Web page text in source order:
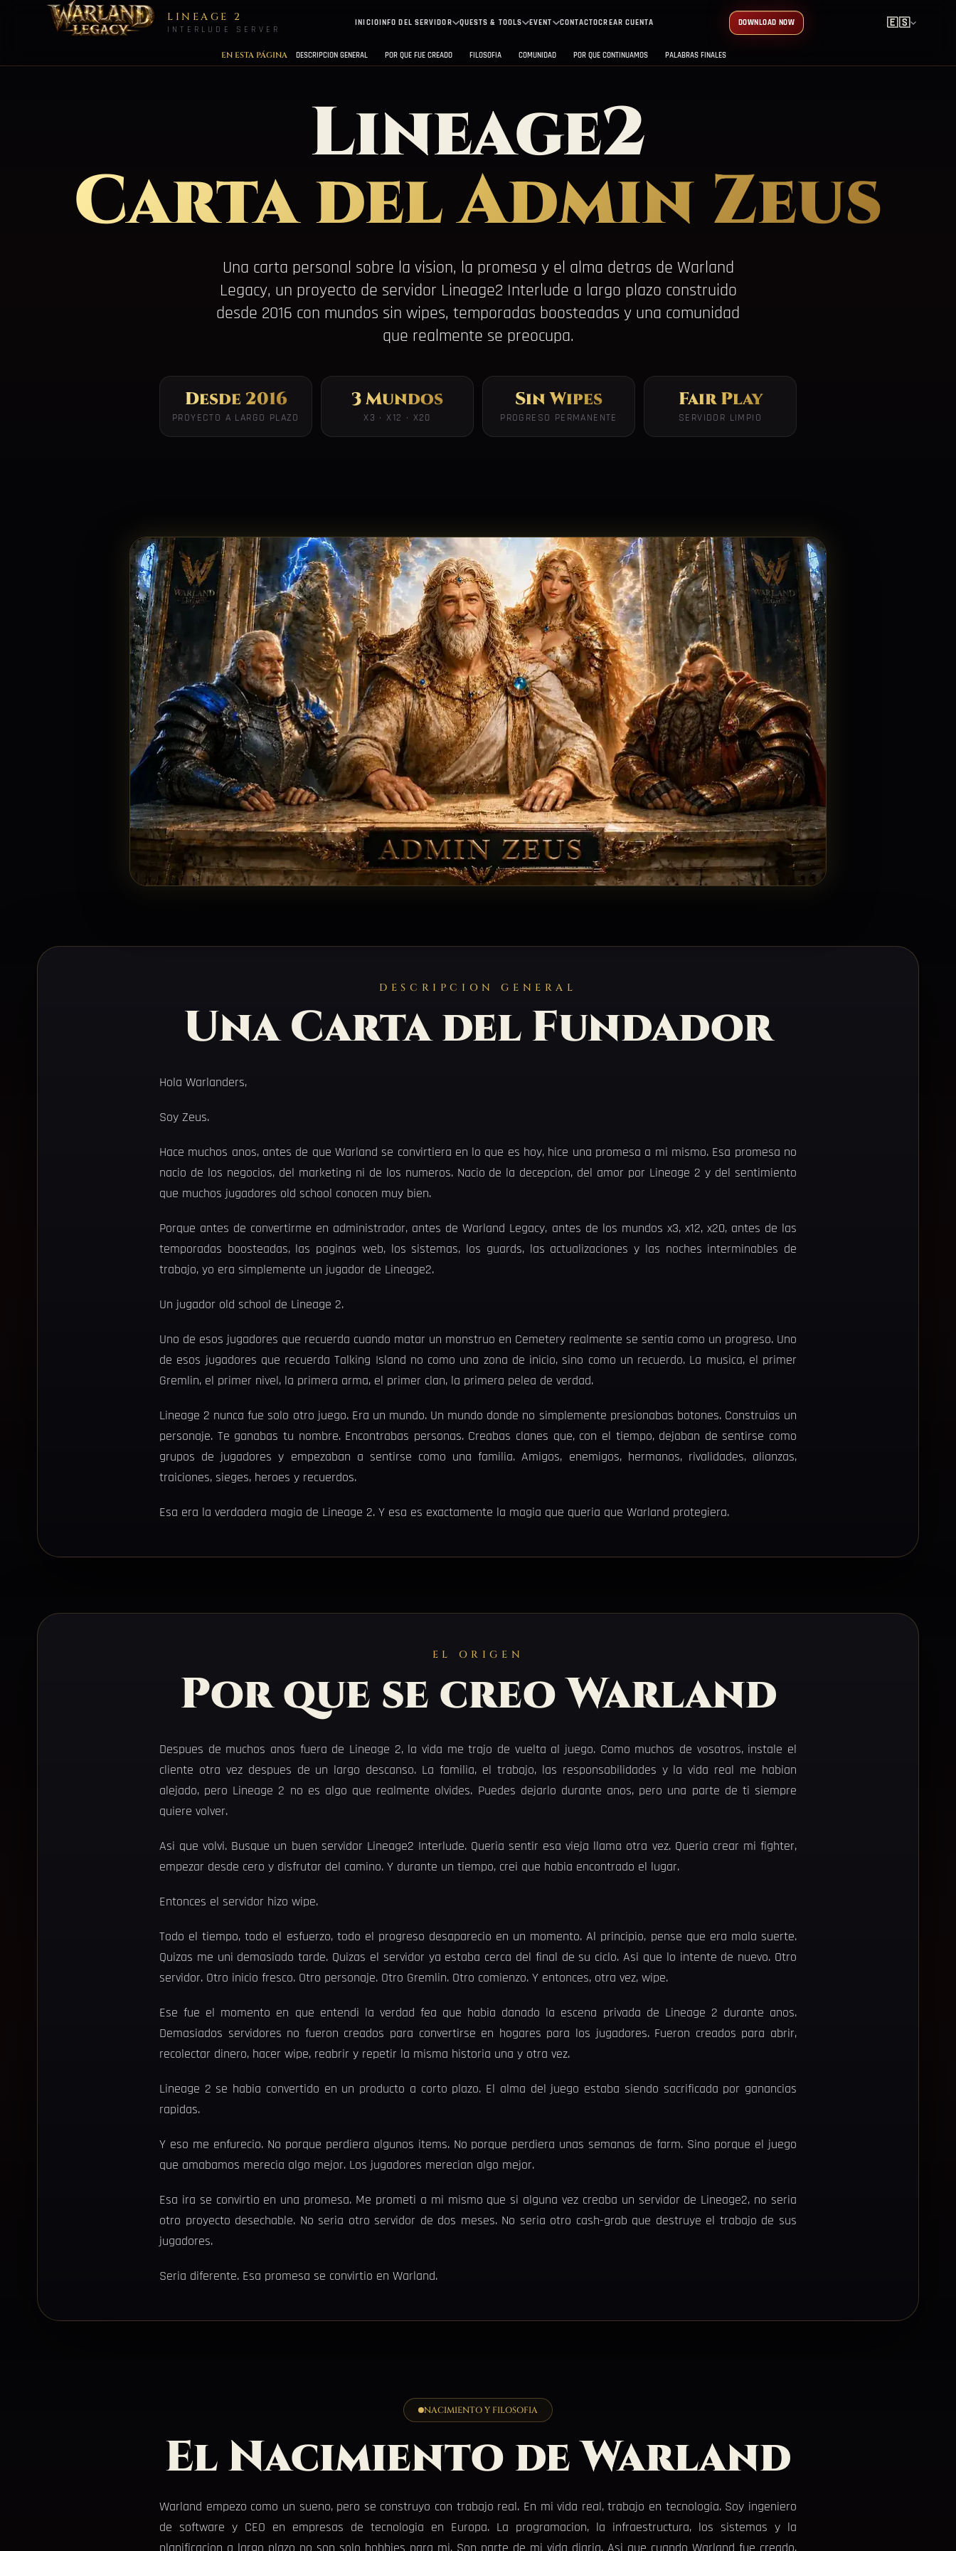
LINEAGE 2
INTERLUDE SERVER
INICIOINFO DEL SERVIDOR QUESTS & TOOLS EVENT CONTACTOCREAR CUENTA DOWNLOAD NOW 🇪🇸
EN ESTA PÁGINA DESCRIPCION GENERAL POR QUE FUE CREADO FILOSOFIA COMUNIDAD POR QUE CONTINUAMOS PALABRAS FINALES
Lineage2
Carta del Admin Zeus
Una carta personal sobre la vision, la promesa y el alma detras de Warland
Legacy, un proyecto de servidor Lineage2 Interlude a largo plazo construido
desde 2016 con mundos sin wipes, temporadas boosteadas y una comunidad
que realmente se preocupa.
Desde 2016
PROYECTO A LARGO PLAZO
3 Mundos
X3 · X12 · X20
Sin Wipes
PROGRESO PERMANENTE
Fair Play
SERVIDOR LIMPIO
DESCRIPCION GENERAL
Una Carta del Fundador
Hola Warlanders,
Soy Zeus.
Hace muchos anos, antes de que Warland se convirtiera en lo que es hoy, hice una promesa a mi mismo. Esa promesa no
nacio de los negocios, del marketing ni de los numeros. Nacio de la decepcion, del amor por Lineage 2 y del sentimiento
que muchos jugadores old school conocen muy bien.
Porque antes de convertirme en administrador, antes de Warland Legacy, antes de los mundos x3, x12, x20, antes de las
temporadas boosteadas, las paginas web, los sistemas, los guards, las actualizaciones y las noches interminables de
trabajo, yo era simplemente un jugador de Lineage2.
Un jugador old school de Lineage 2.
Uno de esos jugadores que recuerda cuando matar un monstruo en Cemetery realmente se sentia como un progreso. Uno
de esos jugadores que recuerda Talking Island no como una zona de inicio, sino como un recuerdo. La musica, el primer
Gremlin, el primer nivel, la primera arma, el primer clan, la primera pelea de verdad.
Lineage 2 nunca fue solo otro juego. Era un mundo. Un mundo donde no simplemente presionabas botones. Construias un
personaje. Te ganabas tu nombre. Encontrabas personas. Creabas clanes que, con el tiempo, dejaban de sentirse como
grupos de jugadores y empezaban a sentirse como una familia. Amigos, enemigos, hermanos, rivalidades, alianzas,
traiciones, sieges, heroes y recuerdos.
Esa era la verdadera magia de Lineage 2. Y esa es exactamente la magia que queria que Warland protegiera.
EL ORIGEN
Por que se creo Warland
Despues de muchos anos fuera de Lineage 2, la vida me trajo de vuelta al juego. Como muchos de vosotros, instale el
cliente otra vez despues de un largo descanso. La familia, el trabajo, las responsabilidades y la vida real me habian
alejado, pero Lineage 2 no es algo que realmente olvides. Puedes dejarlo durante anos, pero una parte de ti siempre
quiere volver.
Asi que volvi. Busque un buen servidor Lineage2 Interlude. Queria sentir esa vieja llama otra vez. Queria crear mi fighter,
empezar desde cero y disfrutar del camino. Y durante un tiempo, crei que habia encontrado el lugar.
Entonces el servidor hizo wipe.
Todo el tiempo, todo el esfuerzo, todo el progreso desaparecio en un momento. Al principio, pense que era mala suerte.
Quizas me uni demasiado tarde. Quizas el servidor ya estaba cerca del final de su ciclo. Asi que lo intente de nuevo. Otro
servidor. Otro inicio fresco. Otro personaje. Otro Gremlin. Otro comienzo. Y entonces, otra vez, wipe.
Ese fue el momento en que entendi la verdad fea que habia danado la escena privada de Lineage 2 durante anos.
Demasiados servidores no fueron creados para convertirse en hogares para los jugadores. Fueron creados para abrir,
recolectar dinero, hacer wipe, reabrir y repetir la misma historia una y otra vez.
Lineage 2 se habia convertido en un producto a corto plazo. El alma del juego estaba siendo sacrificada por ganancias
rapidas.
Y eso me enfurecio. No porque perdiera algunos items. No porque perdiera unas semanas de farm. Sino porque el juego
que amabamos merecia algo mejor. Los jugadores merecian algo mejor.
Esa ira se convirtio en una promesa. Me prometi a mi mismo que si alguna vez creaba un servidor de Lineage2, no seria
otro proyecto desechable. No seria otro servidor de dos meses. No seria otro cash-grab que destruye el trabajo de sus
jugadores.
Seria diferente. Esa promesa se convirtio en Warland.
NACIMIENTO Y FILOSOFIA
El Nacimiento de Warland
Warland empezo como un sueno, pero se construyo con trabajo real. En mi vida real, trabajo en tecnologia. Soy ingeniero
de software y CEO en empresas de tecnologia en Europa. La programacion, la infraestructura, los sistemas y la